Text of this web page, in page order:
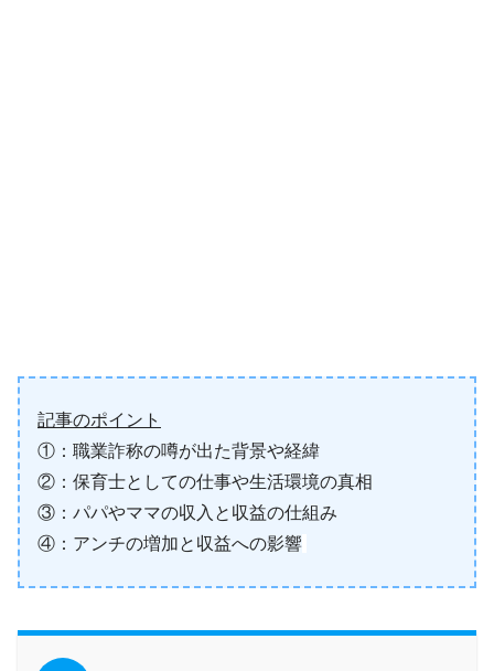
記事のポイント
①：職業詐称の噂が出た背景や経緯
②：保育士としての仕事や生活環境の真相
③：パパやママの収入と収益の仕組み
④：アンチの増加と収益への影響